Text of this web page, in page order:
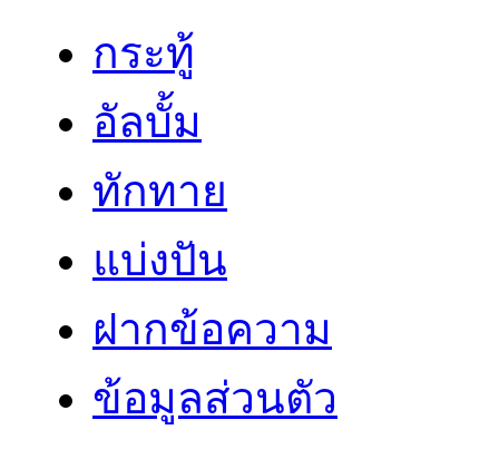
กระทู้
อัลบั้ม
ทักทาย
แบ่งปัน
ฝากข้อความ
ข้อมูลส่วนตัว